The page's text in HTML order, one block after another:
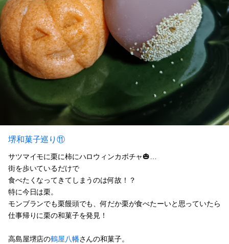
堺和菓子巡り⑪
サツマイモに栗に柿にハロウィンカボチャ🎃…
街を歩いているだけで
食べたくなってきてしまうのは何故！？
特に今日は栗。
モンブランでも栗饅頭でも、何だか栗が食べたーいと思っていたら
仕事帰りに栗の和菓子を発見！
高島屋堺店の鶴屋八幡さんの和菓子。